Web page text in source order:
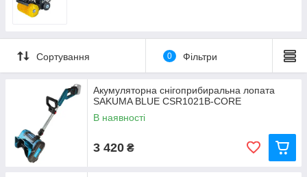
Сортування 0 Фільтри
Акумуляторна снігоприбиральна лопата
SAKUMA BLUE CSR1021B-CORE
В наявності
3 420 ₴